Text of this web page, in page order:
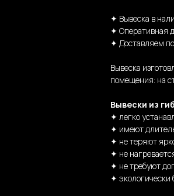
✦ Вывеска в
✦ Оперативная
✦ Доставляем
Вывеска
помещения: на
Вывески из
✦ легко
✦ имеют
✦ не теряют
✦ не
✦ не требуют
✦ экологически